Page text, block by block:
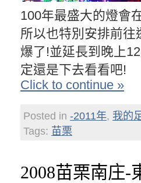
100年最盛大的燈會
所以也特別安排前
爆了!並延長到晚上
定還是下去看看吧!
Click to continue »
Posted in -2011年, 我的
Tags: 苗栗
2008苗栗南庄-